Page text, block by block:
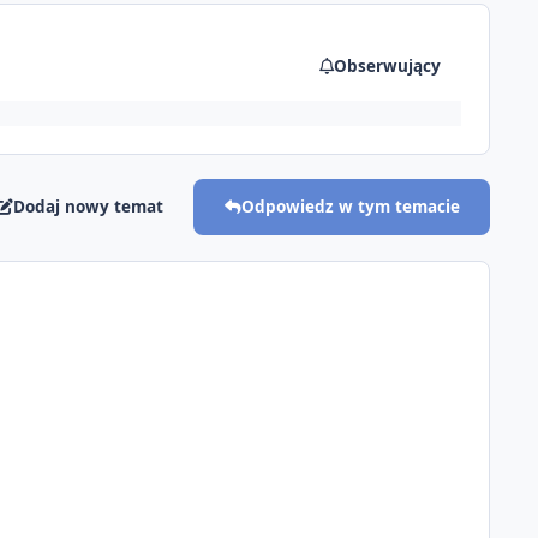
Obserwujący
Dodaj nowy temat Odpowiedz w tym temacie